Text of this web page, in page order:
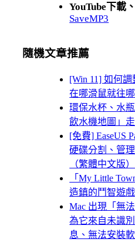
YouTube下載
SaveMP3
隨機文章推薦
[Win 11] 如何
在哪滑鼠就往哪
環保水杯、水
飲水機地圖」
[免費] EaseUS
硬碟分割、管
（繁體中文版）
「My Little
造鎮的鬥智遊戲
Mac 出現「無
為它來自未識
息、無法安裝